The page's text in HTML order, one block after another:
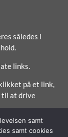
således i
links.
på et link,
til at drive
samt
samt cookies